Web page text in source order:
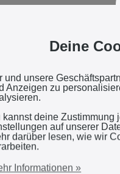
Deine
und unsere
Anzeigen zu
kannst deine Zustimmung
auf unserer
darüber lesen, wie wir
Informationen »